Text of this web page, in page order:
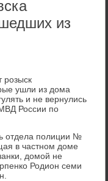
из
розыск
ушли из дοма
и не вернулись
России по
отдела полиции №
в частном дοме
дοмой не
Родион семи